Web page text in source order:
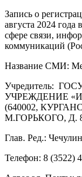
Запись о
августа 2024
сфере связи,
коммуникаций
Название СМИ:
Учредитель:
УЧРЕЖДЕНИЕ
(640002,
М.ГОРЬКОГО, Д.
Глав. Ред.:
Телефон: 8 (3522)